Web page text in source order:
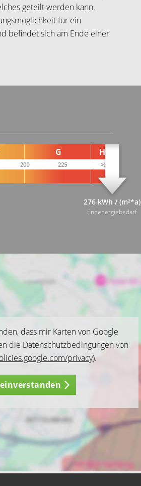
geteilt werden kann.
für ein
befindet sich am Ende einer
276 kWh / (m²*a)
Endenergiebedarf
dass mir Karten von Google
die Datenschutzbedingungen von
privacy).